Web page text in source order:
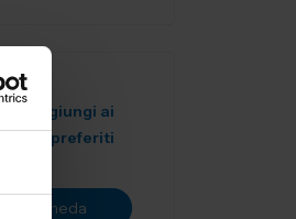
Aggiungi ai
preferiti
alla scheda